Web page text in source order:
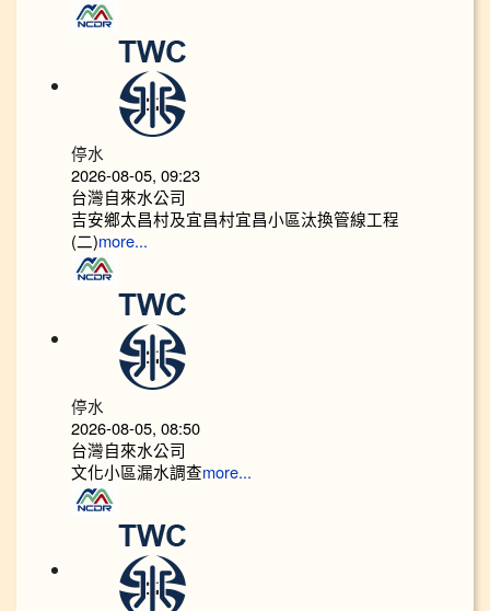
停水
2026-08-05, 09:23
台灣自來水公司
吉安鄉太昌村及宜昌村宜昌小區汰換管線工程
(二)more...
停水
2026-08-05, 08:50
台灣自來水公司
文化小區漏水調查more...